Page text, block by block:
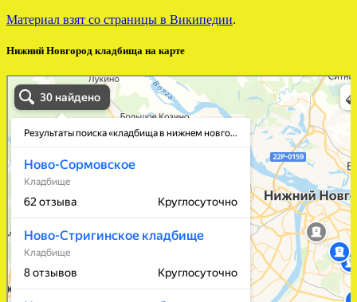
Материал взят со страницы в Википедии.
Нижний Новгород кладбища на карте
кладбища в нижнем новгороде в Нижнем Новгороде
Нижний Новгород